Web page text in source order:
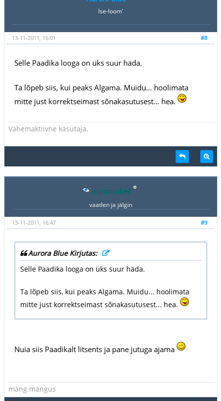
Ise-loom'
#8
13-11-2011, 16:01
Selle Paadika looga on üks suur häda.
Ta lõpeb siis, kui peaks Algama. Muidu... hoolimata
mitte just korrektseimast sõnakasutusest... hea.
Vähemaktiivne kasutaja.
euroruubel
vaatlen ja jälgin
#9
13-11-2011, 16:47
Aurora Blue Kirjutas:
Selle Paadika looga on üks suur häda.
Ta lõpeb siis, kui peaks Algama. Muidu... hoolimata
mitte just korrektseimast sõnakasutusest... hea.
Nuia siis Paadikalt litsents ja pane jutuga ajama
mäng mängus